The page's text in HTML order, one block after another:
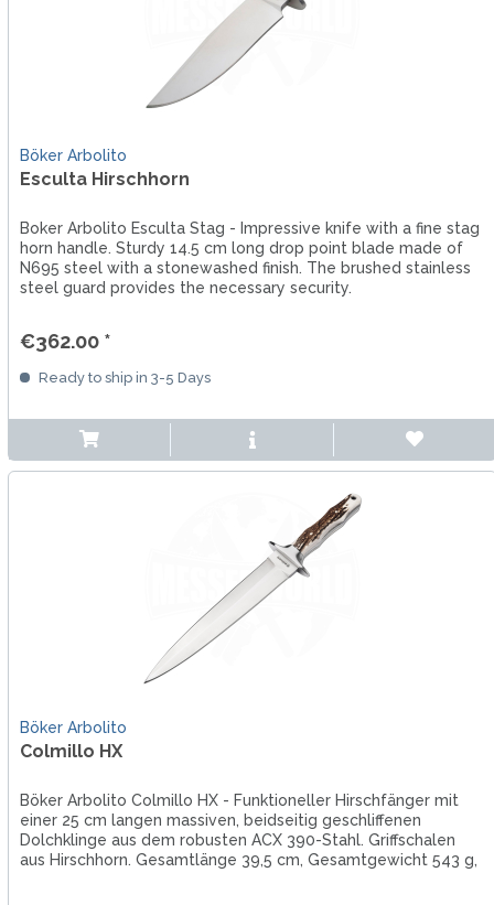
Böker Arbolito
Esculta Hirschhorn
Boker Arbolito Esculta Stag - Impressive knife with a fine stag
horn handle. Sturdy 14.5 cm long drop point blade made of
N695 steel with a stonewashed finish. The brushed stainless
steel guard provides the necessary security.
€362.00 *
Ready to ship in 3-5 Days
Böker Arbolito
Colmillo HX
Böker Arbolito Colmillo HX - Funktioneller Hirschfänger mit
einer 25 cm langen massiven, beidseitig geschliffenen
Dolchklinge aus dem robusten ACX 390-Stahl. Griffschalen
aus Hirschhorn. Gesamtlänge 39,5 cm, Gesamtgewicht 543 g,